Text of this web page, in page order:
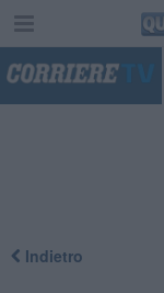
Indietro